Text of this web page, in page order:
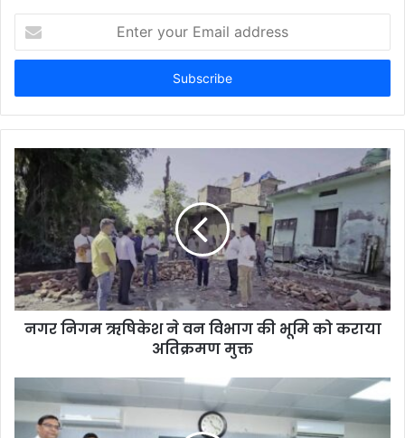
your
Email
नगर निगम ऋषिकेश ने वन विभाग की भूमि को कराया
अतिक्रमण मुक्त